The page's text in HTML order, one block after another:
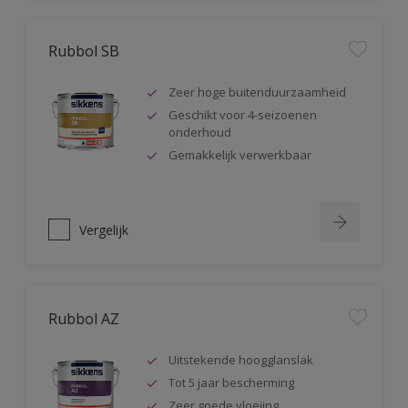
Rubbol SB
Zeer hoge buitenduurzaamheid
Geschikt voor 4-seizoenen
onderhoud
Gemakkelijk verwerkbaar
Vergelijk
Rubbol AZ
Uitstekende hoogglanslak
Tot 5 jaar bescherming